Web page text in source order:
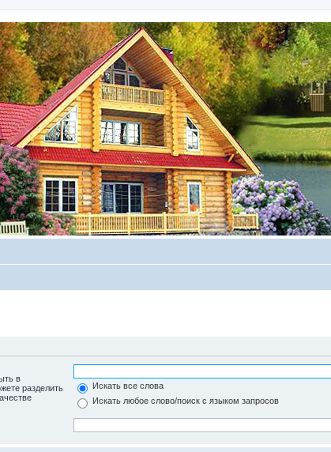
в
разделить
Искать все слова
Искать любое слово/поиск с языком запросов